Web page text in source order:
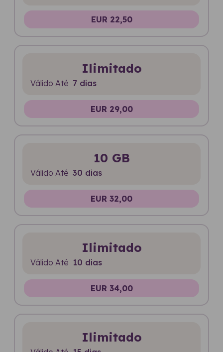
EUR 22,50
Ilimitado
Válido Até 7 dias
EUR 29,00
10 GB
Válido Até 30 dias
EUR 32,00
Ilimitado
Válido Até 10 dias
EUR 34,00
Ilimitado